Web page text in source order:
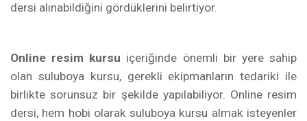
dersi alınabildiğini gördüklerini belirtiyor.
Online resim kursu içeriğinde önemli bir yere sahip
olan suluboya kursu, gerekli ekipmanların tedariki ile
birlikte sorunsuz bir şekilde yapılabiliyor. Online resim
dersi, hem hobi olarak suluboya kursu almak isteyenler